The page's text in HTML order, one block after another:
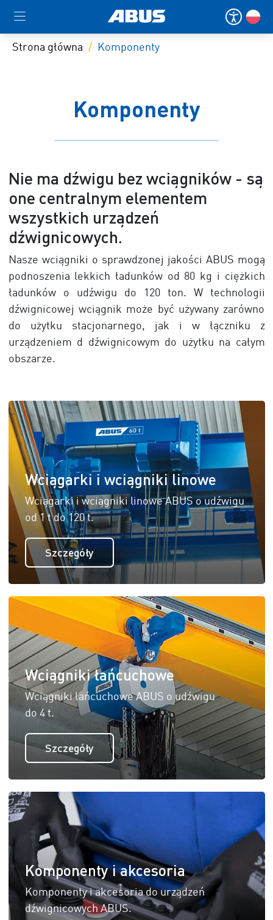
Strona główna Komponenty
Komponenty
Nie ma dźwigu bez wciągników - są
one centralnym elementem
wszystkich urządzeń
dźwignicowych.
Nasze wciągniki o sprawdzonej jakości ABUS mogą
podnoszenia lekkich ładunków od 80 kg i ciężkich
ładunków o udźwigu do 120 ton. W technologii
dźwignicowej wciągnik może być używany zarówno
do użytku stacjonarnego, jak i w łączniku z
urządzeniem d dźwignicowym do użytku na całym
obszarze.
Wciągarki i wciągniki linowe
Wciągarki i wciągniki linowe ABUS o udźwigu
od 1 t do 120 t.
Szczegóły
Wciągniki łańcuchowe
Wciągniki łańcuchowe ABUS o udźwigu
do 4 t.
Szczegóły
Komponenty i akcesoria
Komponenty i akcesoria do urządzeń
dźwignicowych ABUS.